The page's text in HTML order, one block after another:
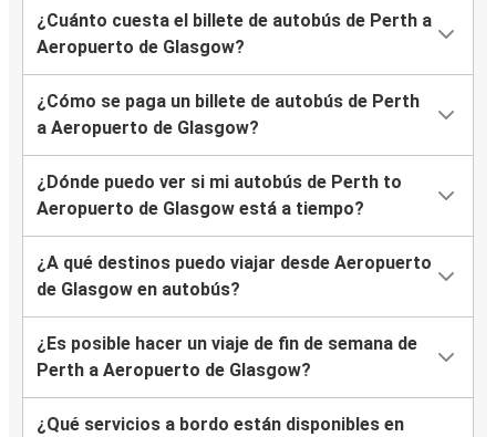
¿Cuánto cuesta el billete de autobús de Perth a
Aeropuerto de Glasgow?
¿Cómo se paga un billete de autobús de Perth
a Aeropuerto de Glasgow?
¿Dónde puedo ver si mi autobús de Perth to
Aeropuerto de Glasgow está a tiempo?
¿A qué destinos puedo viajar desde Aeropuerto
de Glasgow en autobús?
¿Es posible hacer un viaje de fin de semana de
Perth a Aeropuerto de Glasgow?
¿Qué servicios a bordo están disponibles en